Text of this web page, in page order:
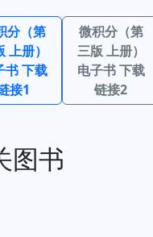
分（第
上册）
书 下载
接1
微积分（第
三版 上册）
电子书 下载
链接2
图书